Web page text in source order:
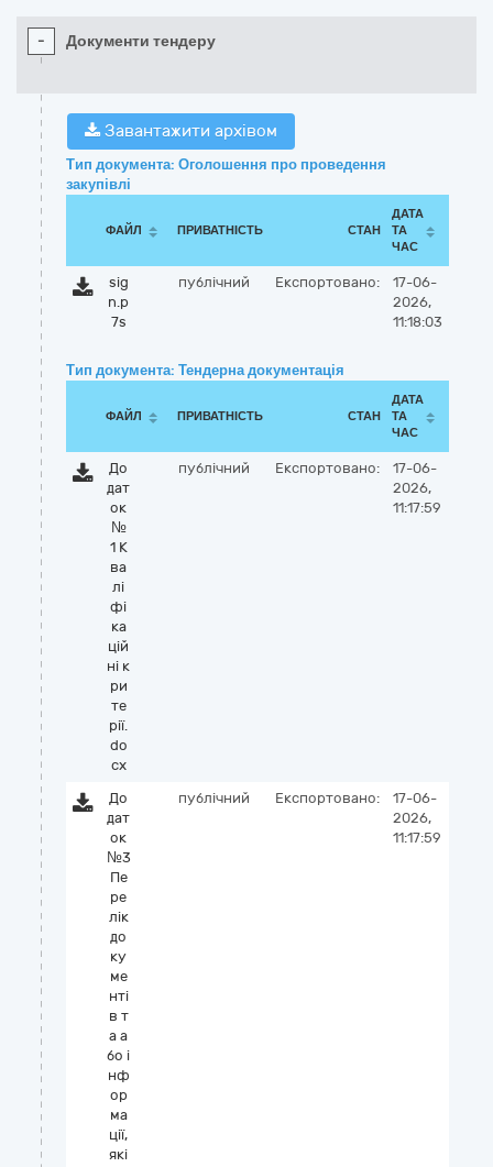
- Документи тендеру
Завантажити архівом
Тип документа: Оголошення про проведення
закупівлі
ФАЙЛ ПРИВАТНІСТЬ СТАН
ДАТА
ТА
ЧАС
sig
n.p
7s
публічний Експортовано:
17-06-
2026,
11:18:03
Тип документа: Тендерна документація
ФАЙЛ ПРИВАТНІСТЬ СТАН
ДАТА
ТА
ЧАС
До
дат
ок
№
1 К
ва
лі
фі
ка
цій
ні к
ри
те
рії.
do
cx
публічний Експортовано:
17-06-
2026,
11:17:59
До
дат
ок
№3
Пе
ре
лік
до
ку
ме
нті
в т
а а
бо і
нф
ор
ма
ції,
які
публічний Експортовано:
17-06-
2026,
11:17:59